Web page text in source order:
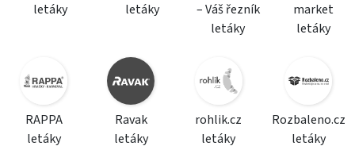
letáky
letáky
– Váš řezník
letáky
market
letáky
RAPPA
letáky
Ravak
letáky
rohlik.cz
letáky
Rozbaleno.cz
letáky